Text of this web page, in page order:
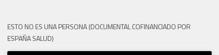
ESTO NO ES UNA PERSONA (DOCUMENTAL COFINANCIADO POR
ESPAÑA SALUD)